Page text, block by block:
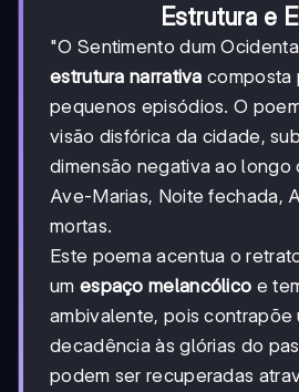
Estrutura e
"O Sentimento dum
estrutura narrativa composta
pequenos episódios. O
visão disfórica da cidade,
dimensão negativa ao longo
Ave-Marias, Noite fechada,
mortas.
Este poema acentua o
um espaço melancólico e
ambivalente, pois contrapõe
decadência às glórias do
podem ser recuperadas